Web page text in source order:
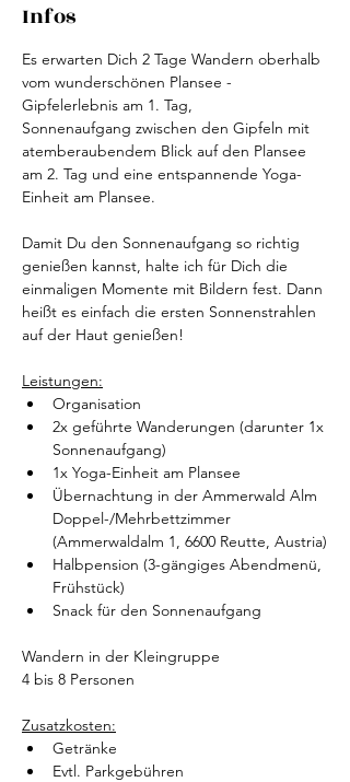
Infos
Es erwarten Dich 2 Tage Wandern oberhalb
vom wunderschönen Plansee -
Gipfelerlebnis am 1. Tag,
Sonnenaufgang zwischen den Gipfeln mit
atemberaubendem Blick auf den Plansee
am 2. Tag und eine entspannende Yoga-
Einheit am Plansee.
Damit Du den Sonnenaufgang so richtig
genießen kannst, halte ich für Dich die
einmaligen Momente mit Bildern fest. Dann
heißt es einfach die ersten Sonnenstrahlen
auf der Haut genießen!
Leistungen:
Organisation
2x geführte Wanderungen (darunter 1x
Sonnenaufgang)
1x Yoga-Einheit am Plansee
Übernachtung in der Ammerwald Alm
Doppel-/Mehrbettzimmer
(Ammerwaldalm 1, 6600 Reutte, Austria)
Halbpension (3-gängiges Abendmenü,
Frühstück)
Snack für den Sonnenaufgang
Wandern in der Kleingruppe
4 bis 8 Personen
Zusatzkosten:
Getränke
Evtl. Parkgebühren